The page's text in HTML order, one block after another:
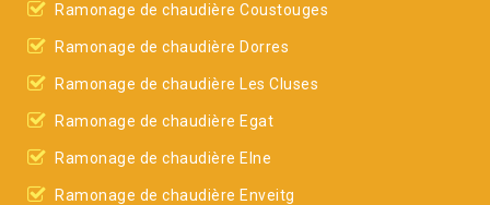
Ramonage de chaudière Coustouges
Ramonage de chaudière Dorres
Ramonage de chaudière Les Cluses
Ramonage de chaudière Egat
Ramonage de chaudière Elne
Ramonage de chaudière Enveitg